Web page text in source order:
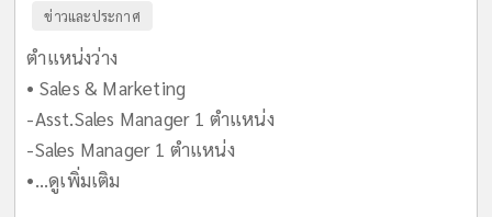
ข่าวและประกาศ
ตำแหน่งว่าง
• Sales & Marketing
-Asst.Sales Manager 1 ตำแหน่ง
-Sales Manager 1 ตำแหน่ง
•...ดูเพิ่มเติม